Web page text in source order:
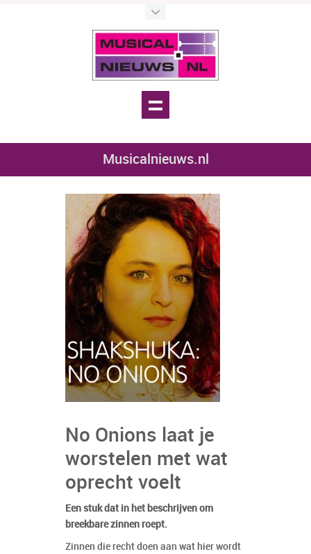
Musicalnieuws.nl
No Onions laat je
worstelen met wat
oprecht voelt
Een stuk dat in het beschrijven om
breekbare zinnen roept.
Zinnen die recht doen aan wat hier wordt